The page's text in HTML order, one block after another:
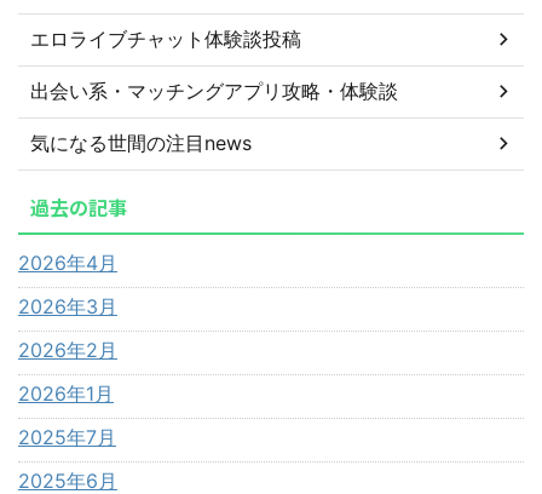
エロライブチャット体験談投稿
出会い系・マッチングアプリ攻略・体験談
気になる世間の注目news
過去の記事
2026年4月
2026年3月
2026年2月
2026年1月
2025年7月
2025年6月